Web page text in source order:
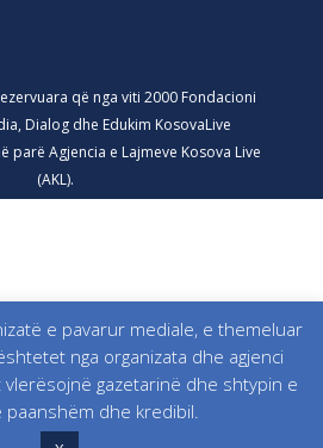
që nga viti 2000 Fondacioni
Dialog dhe Edukim KosovaLive
parë Agjencia e Lajmeve Kosova Live
(AKL).
e pavarur mediale, e themeluar
nga organizata dhe agjenci
gazetarinë dhe shtypin e
paanshëm dhe kredibil.